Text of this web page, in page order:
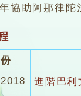
協助阿那律
進階巴利